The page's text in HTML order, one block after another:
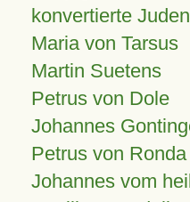
konvertierte
Maria von Tarsus
Martin Suetens
Petrus von Dole
Johannes
Petrus von Ronda
Johannes vom